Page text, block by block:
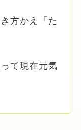
方かえ「た
て現在元気